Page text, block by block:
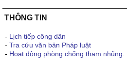
THÔNG TIN
- Lịch tiếp công dân
- Tra cứu văn bản Pháp luật
- Hoạt động phòng chống tham nhũng.